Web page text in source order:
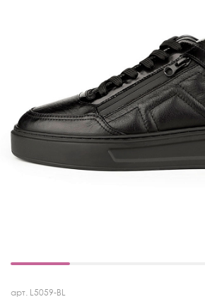
арт. L5059-BL